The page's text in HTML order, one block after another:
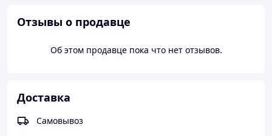
Отзывы о продавце
Об этом продавце пока что нет отзывов.
Доставка
Самовывоз